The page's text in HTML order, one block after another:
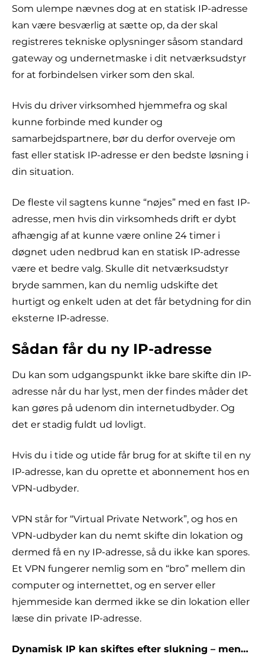
Som ulempe nævnes dog at en statisk IP-adresse
kan være besværlig at sætte op, da der skal
registreres tekniske oplysninger såsom standard
gateway og undernetmaske i dit netværksudstyr
for at forbindelsen virker som den skal.
Hvis du driver virksomhed hjemmefra og skal
kunne forbinde med kunder og
samarbejdspartnere, bør du derfor overveje om
fast eller statisk IP-adresse er den bedste løsning i
din situation.
De fleste vil sagtens kunne “nøjes” med en fast IP-
adresse, men hvis din virksomheds drift er dybt
afhængig af at kunne være online 24 timer i
døgnet uden nedbrud kan en statisk IP-adresse
være et bedre valg. Skulle dit netværksudstyr
bryde sammen, kan du nemlig udskifte det
hurtigt og enkelt uden at det får betydning for din
eksterne IP-adresse.
Sådan får du ny IP-adresse
Du kan som udgangspunkt ikke bare skifte din IP-
adresse når du har lyst, men der findes måder det
kan gøres på udenom din internetudbyder. Og
det er stadig fuldt ud lovligt.
Hvis du i tide og utide får brug for at skifte til en ny
IP-adresse, kan du oprette et abonnement hos en
VPN-udbyder.
VPN står for “Virtual Private Network”, og hos en
VPN-udbyder kan du nemt skifte din lokation og
dermed få en ny IP-adresse, så du ikke kan spores.
Et VPN fungerer nemlig som en “bro” mellem din
computer og internettet, og en server eller
hjemmeside kan dermed ikke se din lokation eller
læse din private IP-adresse.
Dynamisk IP kan skiftes efter slukning – men…